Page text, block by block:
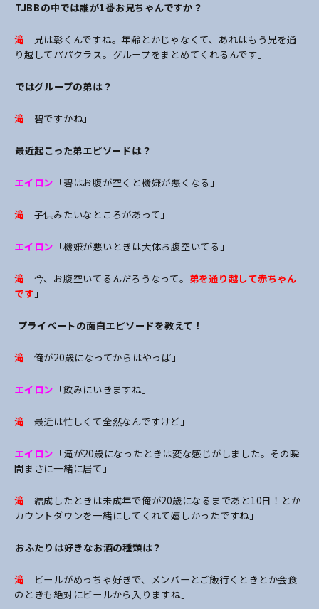
――TJBBの中では誰が1番お兄ちゃんですか？
滝 「兄は彰くんですね。年齢とかじゃなくて、あれはもう兄を通
り越してパパクラス。グループをまとめてくれるんです」
――ではグループの弟は？
滝 「碧ですかね」
――最近起こった弟エピソードは？
エイロン 「碧はお腹が空くと機嫌が悪くなる」
滝 「子供みたいなところがあって」
エイロン 「機嫌が悪いときは大体お腹空いてる」
滝 「今、お腹空いてるんだろうなって。 弟を通り越して赤ちゃん
です 」
―― プライベートの面白エピソードを教えて！
滝 「俺が20歳になってからはやっぱ」
エイロン 「飲みにいきますね」
滝 「最近は忙しくて全然なんですけど」
エイロン 「滝が20歳になったときは変な感じがしました。その瞬
間まさに一緒に居て」
滝 「結成したときは未成年で俺が20歳になるまであと10日！とか
カウントダウンを一緒にしてくれて嬉しかったですね」
――おふたりは好きなお酒の種類は？
滝 「ビールがめっちゃ好きで、メンバーとご飯行くときとか会食
のときも絶対にビールから入りますね」